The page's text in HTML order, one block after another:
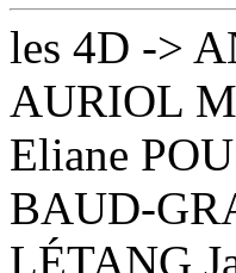
les 4D ->
AURIOL
Eliane
BAUD-
LÉTANG